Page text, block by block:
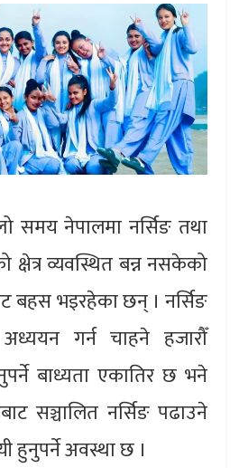
समय नेपालमा नर्सिङ तथा
क्षेत्र व्यवस्थित बन्न नसकेको
बहस भइरहेका छन् । नर्सिङ
गर्न चाहने हजारौँ
बाध्यता एकातिर छ भने
सञ्चालित नर्सिङ पढाउने
हुनुपर्ने अवस्था छ ।